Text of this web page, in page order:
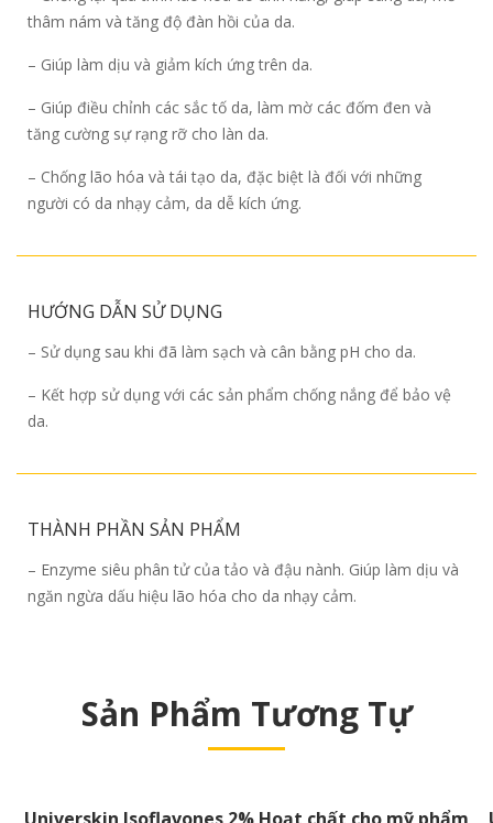
thâm nám và tăng độ đàn hồi của da.
– Giúp làm dịu và giảm kích ứng trên da.
– Giúp điều chỉnh các sắc tố da, làm mờ các đốm đen và
tăng cường sự rạng rỡ cho làn da.
– Chống lão hóa và tái tạo da, đặc biệt là đối với những
người có da nhạy cảm, da dễ kích ứng.
HƯỚNG DẪN SỬ DỤNG
– Sử dụng sau khi đã làm sạch và cân bằng pH cho da.
– Kết hợp sử dụng với các sản phẩm chống nắng để bảo vệ
da.
THÀNH PHẦN SẢN PHẨM
– Enzyme siêu phân tử của tảo và đậu nành. Giúp làm dịu và
ngăn ngừa dấu hiệu lão hóa cho da nhạy cảm.
Sản Phẩm Tương Tự